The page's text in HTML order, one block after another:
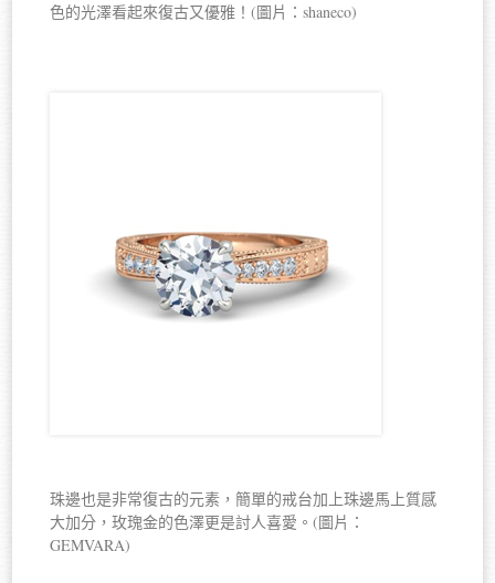
色的光澤看起來復古又優雅！(圖片：shaneco)
珠邊也是非常復古的元素，簡單的戒台加上珠邊馬上質感
大加分，玫瑰金的色澤更是討人喜愛。(圖片：
GEMVARA)